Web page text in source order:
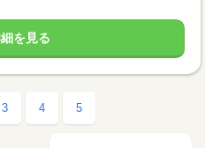
を見る
3 4 5